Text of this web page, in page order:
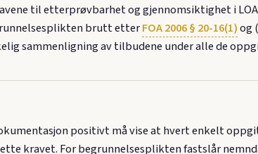
til etterprøvbarhet og gjennomsiktighet i
brutt etterFOA 2006 § 20-16(1)og
sammenligning av tilbudene under alle de
positivt må vise at hvert enkelt
kravet. For begrunnelsesplikten fastslår